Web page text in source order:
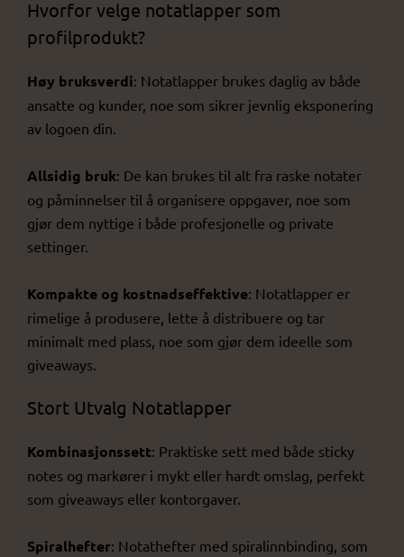
Hvorfor velge notatlapper som
profilprodukt?
Høy bruksverdi: Notatlapper brukes daglig av både
ansatte og kunder, noe som sikrer jevnlig eksponering
av logoen din.
Allsidig bruk: De kan brukes til alt fra raske notater
og påminnelser til å organisere oppgaver, noe som
gjør dem nyttige i både profesjonelle og private
settinger.
Kompakte og kostnadseffektive: Notatlapper er
rimelige å produsere, lette å distribuere og tar
minimalt med plass, noe som gjør dem ideelle som
giveaways.
Stort Utvalg Notatlapper
Kombinasjonssett: Praktiske sett med både sticky
notes og markører i mykt eller hardt omslag, perfekt
som giveaways eller kontorgaver.
Spiralhefter: Notathefter med spiralinnbinding, som